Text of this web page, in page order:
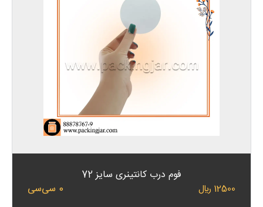
فوم درب کانتینری سایز 72
12500 ﷼ 0 سی‌سی